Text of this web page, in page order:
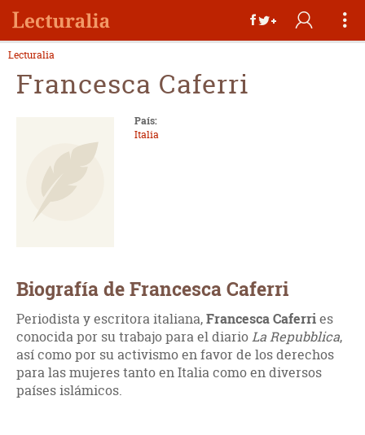
Lecturalia
Francesca Caferri
País:
Italia
Biografía de Francesca Caferri
Periodista y escritora italiana,Francesca Caferries
conocida por su trabajo para el diarioLa Repubblica,
así como por su activismo en favor de los derechos
para las mujeres tanto en Italia como en diversos
países islámicos.